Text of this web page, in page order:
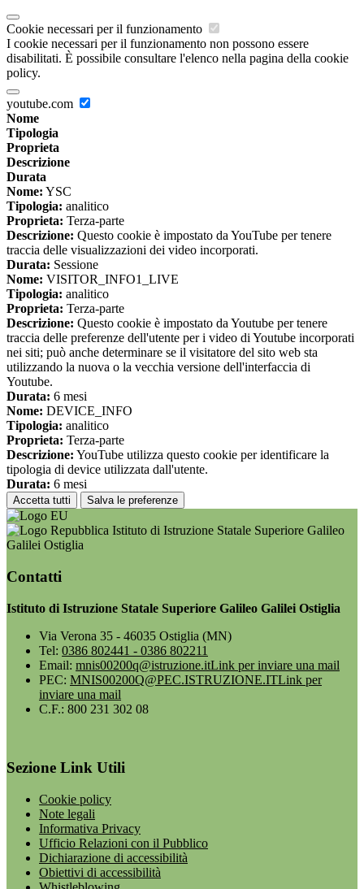
Cookie necessari per il funzionamento
I cookie necessari per il funzionamento non possono essere
disabilitati. È possibile consultare l'elenco nella pagina della cookie
policy.
youtube.com
Nome
Tipologia
Proprieta
Descrizione
Durata
Nome: YSC
Tipologia: analitico
Proprieta: Terza-parte
Descrizione: Questo cookie è impostato da YouTube per tenere
traccia delle visualizzazioni dei video incorporati.
Durata: Sessione
Nome: VISITOR_INFO1_LIVE
Tipologia: analitico
Proprieta: Terza-parte
Descrizione: Questo cookie è impostato da Youtube per tenere
traccia delle preferenze dell'utente per i video di Youtube incorporati
nei siti; può anche determinare se il visitatore del sito web sta
utilizzando la nuova o la vecchia versione dell'interfaccia di
Youtube.
Durata: 6 mesi
Nome: DEVICE_INFO
Tipologia: analitico
Proprieta: Terza-parte
Descrizione: YouTube utilizza questo cookie per identificare la
tipologia di device utilizzata dall'utente.
Durata: 6 mesi
Accetta tutti Salva le preferenze
Istituto di Istruzione Statale Superiore Galileo
Galilei Ostiglia
Contatti
Istituto di Istruzione Statale Superiore Galileo Galilei Ostiglia
Via Verona 35 - 46035 Ostiglia (MN)
Tel: 0386 802441 - 0386 802211
Email: mnis00200q@istruzione.itLink per inviare una mail
PEC: MNIS00200Q@PEC.ISTRUZIONE.ITLink per
inviare una mail
C.F.: 800 231 302 08
Sezione Link Utili
Cookie policy
Note legali
Informativa Privacy
Ufficio Relazioni con il Pubblico
Dichiarazione di accessibilità
Obiettivi di accessibilità